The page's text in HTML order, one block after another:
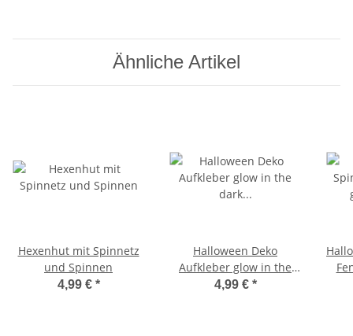
Ähnliche Artikel
Hexenhut mit Spinnetz
und Spinnen
4,99 € *
Halloween Deko
Aufkleber glow in the
dark Fledermäuse und
4,99 € *